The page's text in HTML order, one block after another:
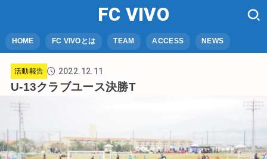
FC VIVO
HOME FC VIVOとは TEAM ACCESS NEWS
活動報告 2022.12.11
U-13クラブユース決勝T